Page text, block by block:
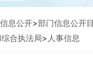
息公开>部门信息公开
合执法局> 人事信息